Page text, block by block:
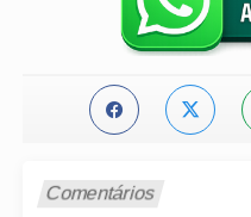
Comentários